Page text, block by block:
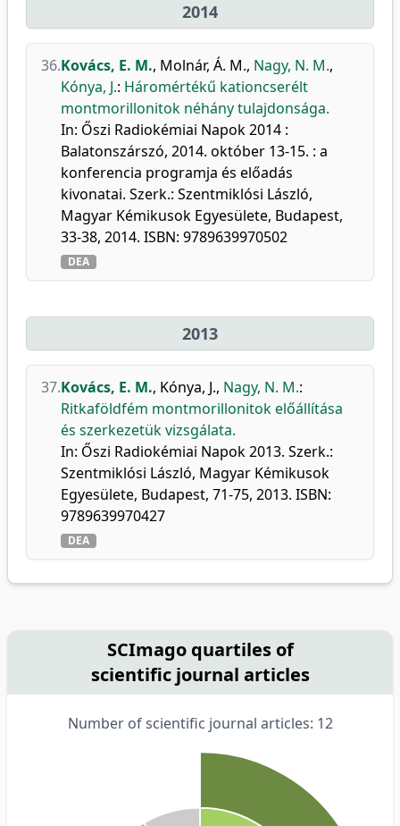
2014
36.Kovács, E. M., Molnár, Á. M., Nagy, N. M.,
Kónya, J.: Háromértékű kationcserélt
montmorillonitok néhány tulajdonsága.
In: Őszi Radiokémiai Napok 2014 :
Balatonszárszó, 2014. október 13-15. : a
konferencia programja és előadás
kivonatai. Szerk.: Szentmiklósi László,
Magyar Kémikusok Egyesülete, Budapest,
33-38, 2014. ISBN: 9789639970502
DEA
2013
37.Kovács, E. M., Kónya, J., Nagy, N. M.:
Ritkaföldfém montmorillonitok előállítása
és szerkezetük vizsgálata.
In: Őszi Radiokémiai Napok 2013. Szerk.:
Szentmiklósi László, Magyar Kémikusok
Egyesülete, Budapest, 71-75, 2013. ISBN:
9789639970427
DEA
SCImago quartiles of
scientific journal articles
Number of scientific journal articles: 12